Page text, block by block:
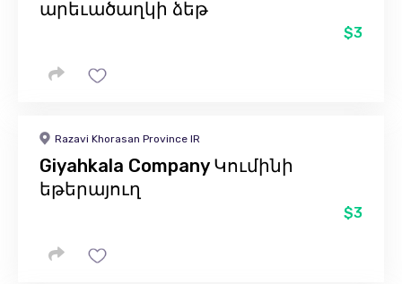
արեւածաղկի ձեթ
$3
Razavi Khorasan Province IR
Giyahkala Company Կումինի
եթերայուղ
$3